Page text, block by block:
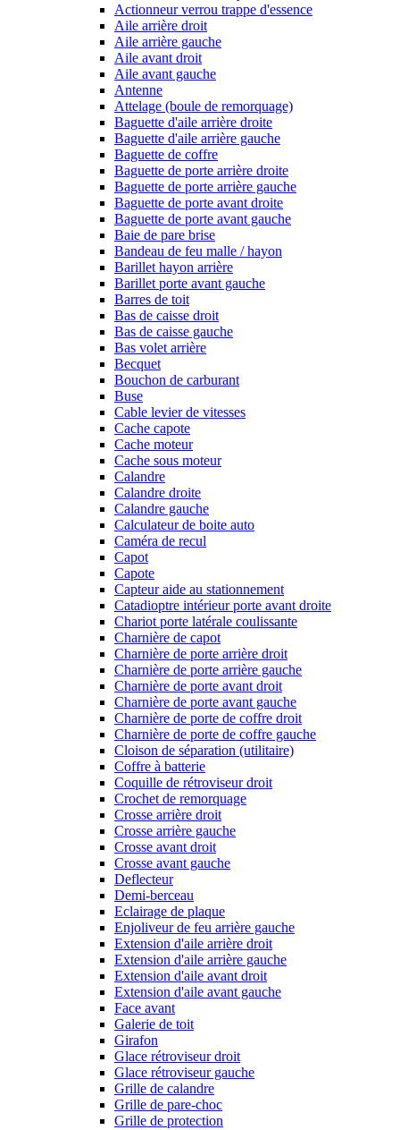
Actionneur verrou trappe d'essence
Aile arrière droit
Aile arrière gauche
Aile avant droit
Aile avant gauche
Antenne
Attelage (boule de remorquage)
Baguette d'aile arrière droite
Baguette d'aile arrière gauche
Baguette de coffre
Baguette de porte arrière droite
Baguette de porte arrière gauche
Baguette de porte avant droite
Baguette de porte avant gauche
Baie de pare brise
Bandeau de feu malle / hayon
Barillet hayon arrière
Barillet porte avant gauche
Barres de toit
Bas de caisse droit
Bas de caisse gauche
Bas volet arrière
Becquet
Bouchon de carburant
Buse
Cable levier de vitesses
Cache capote
Cache moteur
Cache sous moteur
Calandre
Calandre droite
Calandre gauche
Calculateur de boite auto
Caméra de recul
Capot
Capote
Capteur aide au stationnement
Catadioptre intérieur porte avant droite
Chariot porte latérale coulissante
Charnière de capot
Charnière de porte arrière droit
Charnière de porte arrière gauche
Charnière de porte avant droit
Charnière de porte avant gauche
Charnière de porte de coffre droit
Charnière de porte de coffre gauche
Cloison de séparation (utilitaire)
Coffre à batterie
Coquille de rétroviseur droit
Crochet de remorquage
Crosse arrière droit
Crosse arrière gauche
Crosse avant droit
Crosse avant gauche
Deflecteur
Demi-berceau
Eclairage de plaque
Enjoliveur de feu arrière gauche
Extension d'aile arrière droit
Extension d'aile arrière gauche
Extension d'aile avant droit
Extension d'aile avant gauche
Face avant
Galerie de toit
Girafon
Glace rétroviseur droit
Glace rétroviseur gauche
Grille de calandre
Grille de pare-choc
Grille de protection